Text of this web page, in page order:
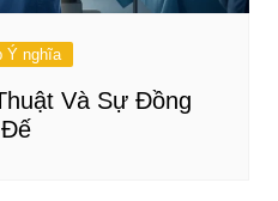
Ý nghĩa
Và Sự Đồng